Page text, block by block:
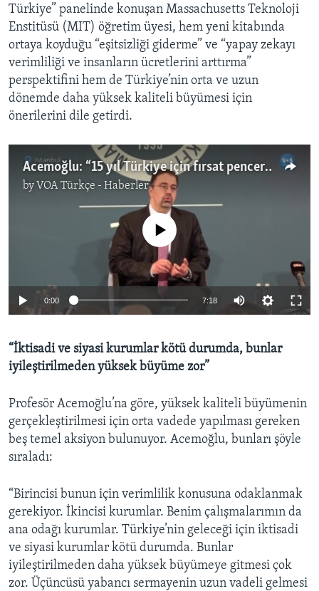
Türkiye” panelinde konuşan Massachusetts Teknoloji
Enstitüsü (MIT) öğretim üyesi, hem yeni kitabında
ortaya koyduğu “eşitsizliği giderme” ve “yapay zekayı
verimliliği ve insanların ücretlerini arttırma”
perspektifini hem de Türkiye’nin orta ve uzun
dönemde daha yüksek kaliteli büyümesi için
önerilerini dile getirdi.
Acemoğlu: “15 yıl Türkiye için fırsat penceresi bunu harcarsa sonu trajik olur”
by VOA Türkçe - Haberler
No media source currently available
0:00 7:18
“İktisadi ve siyasi kurumlar kötü durumda, bunlar
iyileştirilmeden yüksek büyüme zor”
Profesör Acemoğlu’na göre, yüksek kaliteli büyümenin
gerçekleştirilmesi için orta vadede yapılması gereken
beş temel aksiyon bulunuyor. Acemoğlu, bunları şöyle
sıraladı:
“Birincisi bunun için verimlilik konusuna odaklanmak
gerekiyor. İkincisi kurumlar. Benim çalışmalarımın da
ana odağı kurumlar. Türkiye’nin geleceği için iktisadi
ve siyasi kurumlar kötü durumda. Bunlar
iyileştirilmeden daha yüksek büyümeye gitmesi çok
zor. Üçüncüsü yabancı sermayenin uzun vadeli gelmesi